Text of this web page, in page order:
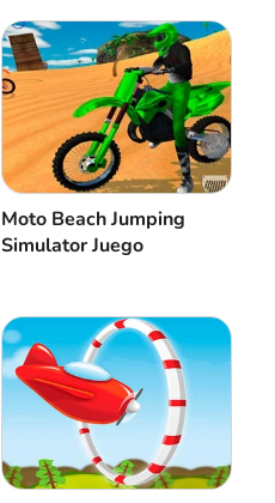
Moto Beach Jumping
Simulator Juego